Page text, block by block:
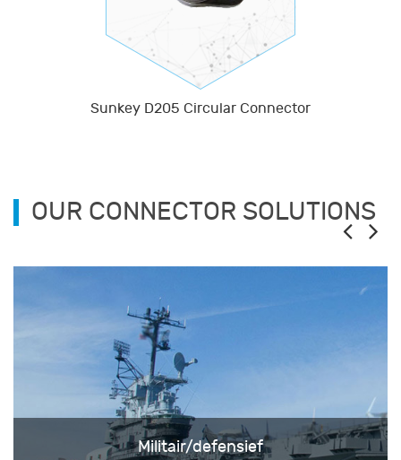
Sunkey D205 Circular Connector
OUR CONNECTOR SOLUTIONS
Militair/defensief